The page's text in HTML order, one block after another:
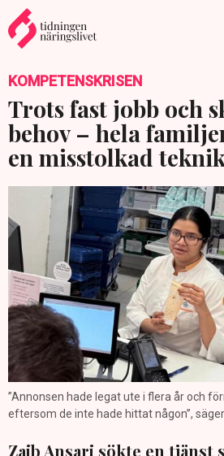
KOMPETENSKRISEN
Trots fast jobb och
behov – hela
en misstolkad
”Annonsen hade legat ute i flera år och
eftersom de inte hade hittat någon”,
Zaib Ansari sökte en tjänst